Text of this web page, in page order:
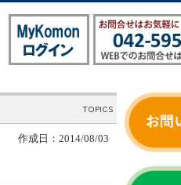
作成日：2014/08/03